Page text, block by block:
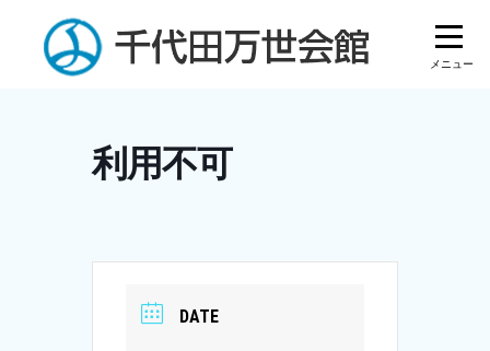
content
利用不可
DATE